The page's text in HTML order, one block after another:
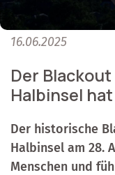
16.06.2025
Der
Halbinsel
Der historische
Halbinsel am 28.
Menschen und